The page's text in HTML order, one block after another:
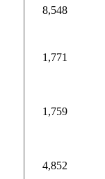
8,548
1,771
1,759
4,852